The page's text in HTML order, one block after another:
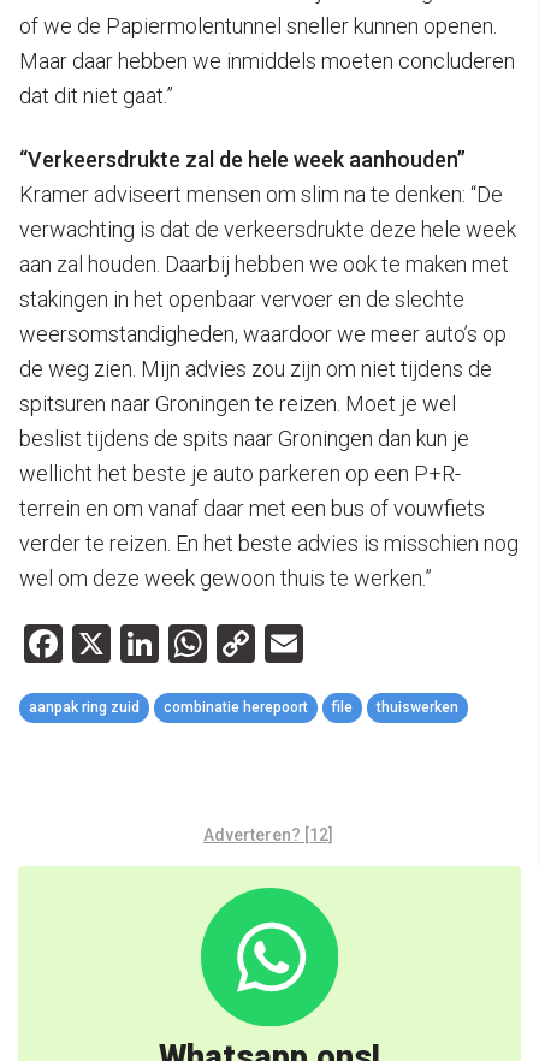
of we de Papiermolentunnel sneller kunnen openen.
Maar daar hebben we inmiddels moeten concluderen
dat dit niet gaat.”
“Verkeersdrukte zal de hele week aanhouden”
Kramer adviseert mensen om slim na te denken: “De
verwachting is dat de verkeersdrukte deze hele week
aan zal houden. Daarbij hebben we ook te maken met
stakingen in het openbaar vervoer en de slechte
weersomstandigheden, waardoor we meer auto’s op
de weg zien. Mijn advies zou zijn om niet tijdens de
spitsuren naar Groningen te reizen. Moet je wel
beslist tijdens de spits naar Groningen dan kun je
wellicht het beste je auto parkeren op een P+R-
terrein en om vanaf daar met een bus of vouwfiets
verder te reizen. En het beste advies is misschien nog
wel om deze week gewoon thuis te werken.”
Facebook
X LinkedIn
WhatsApp
Copy
Link
aanpak ring zuid combinatie herepoort file thuiswerken
Adverteren? [12]